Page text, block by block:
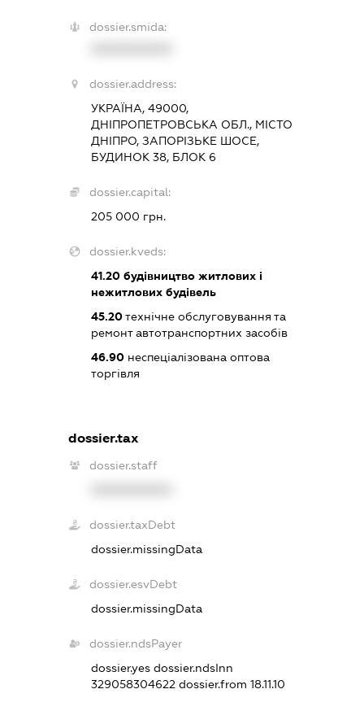
dossier.smida:
dossier.address:
УКРАЇНА, 49000,
ДНІПРОПЕТРОВСЬКА ОБЛ., МІСТО
ДНІПРО, ЗАПОРІЗЬКЕ ШОСЕ,
БУДИНОК 38, БЛОК 6
dossier.capital:
205 000 грн.
dossier.kveds:
41.20будівництво житлових і
нежитлових будівель
45.20технічне обслуговування та
ремонт автотранспортних засобів
46.90неспеціалізована оптова
торгівля
dossier.tax
dossier.staff
dossier.taxDebt
dossier.missingData
dossier.esvDebt
dossier.missingData
dossier.ndsPayer
dossier.yes dossier.ndsInn
329058304622 dossier.from 18.11.10